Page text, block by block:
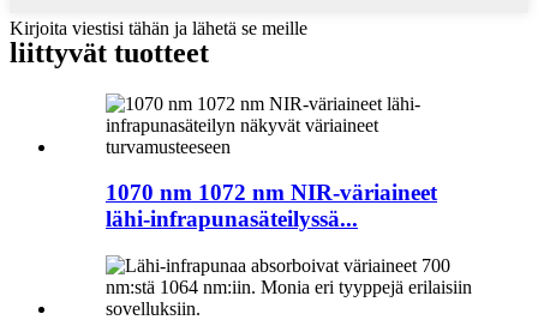
Kirjoita viestisi tähän ja lähetä se meille
liittyvät tuotteet
1070 nm 1072 nm NIR-väriaineet
lähi-infrapunasäteilyssä...